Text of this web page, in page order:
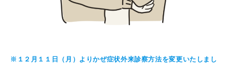
※１２月１１日（月）よりかぜ症状外来診察方法を変更いたしまし